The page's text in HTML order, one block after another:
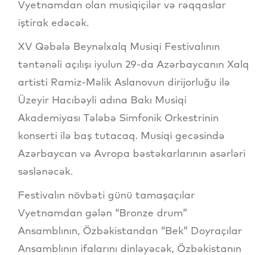
Vyetnamdan olan musiqiçilər və rəqqaslar
iştirak edəcək.
XV Qəbələ Beynəlxalq Musiqi Festivalının
təntənəli açılışı iyulun 29-da Azərbaycanın Xalq
artisti Ramiz-Məlik Aslanovun dirijorluğu ilə
Üzeyir Hacıbəyli adına Bakı Musiqi
Akademiyası Tələbə Simfonik Orkestrinin
konserti ilə baş tutacaq. Musiqi gecəsində
Azərbaycan və Avropa bəstəkarlarının əsərləri
səslənəcək.
Festivalın növbəti günü tamaşaçılar
Vyetnamdan gələn “Bronze drum”
Ansamblının, Özbəkistandan “Bek” Doyraçılar
Ansamblının ifalarını dinləyəcək, Özbəkistanın